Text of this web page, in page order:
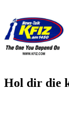
Hol dir die